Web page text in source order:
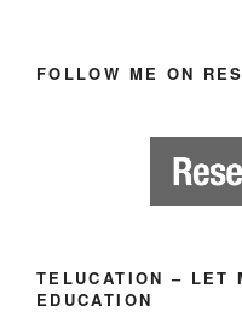
FOLLOW ME ON
TELUCATION – LET
EDUCATION